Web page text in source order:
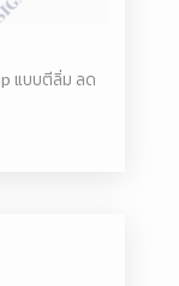
แบบตีลิ่ม ลด